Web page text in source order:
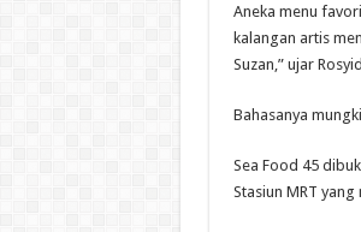
Aneka menu
kalangan artis
Suzan,” ujar
Bahasanya
Sea Food 45
Stasiun MRT